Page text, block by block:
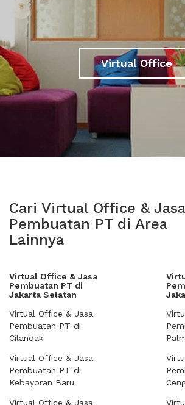
Virtual Office
Cari Virtual Office & Jasa
Pembuatan PT di Area
Lainnya
Virtual Office & Jasa
Pembuatan PT di
Jakarta Selatan
Virtual Office & Jasa
Pembuatan PT di
Cilandak
Virtual Office & Jasa
Pembuatan PT di
Kebayoran Baru
Virtual Office & Jasa